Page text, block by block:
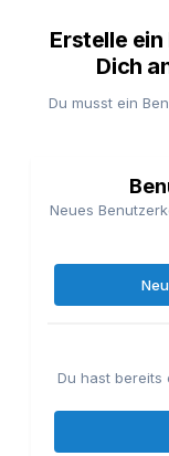
Erstelle
Dich
Du musst ein
Neues
Du hast bereits